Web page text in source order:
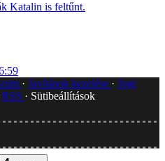
Katalin is feltűnt.
Javítások kezelése
Jogi
RSS
Sütibeállítások